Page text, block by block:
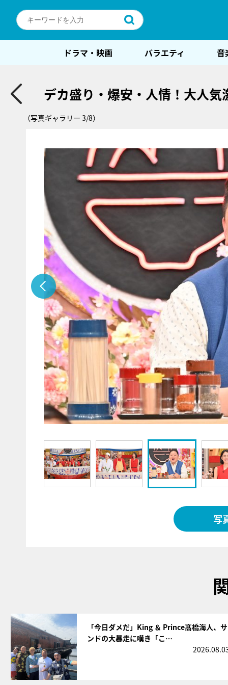
ドラマ・映画 バラエティ 音
デカ盛り・爆安・人情！大人
（写真ギャラリー 3/8）
写
「今日ダメだ」King ＆ Prince髙橋海人、サ
ンドの大暴走に嘆き「こ…